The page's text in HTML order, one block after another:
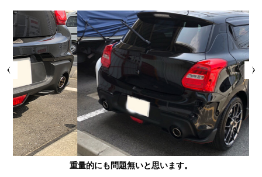
Prev Next
重量的にも問題無いと思います。